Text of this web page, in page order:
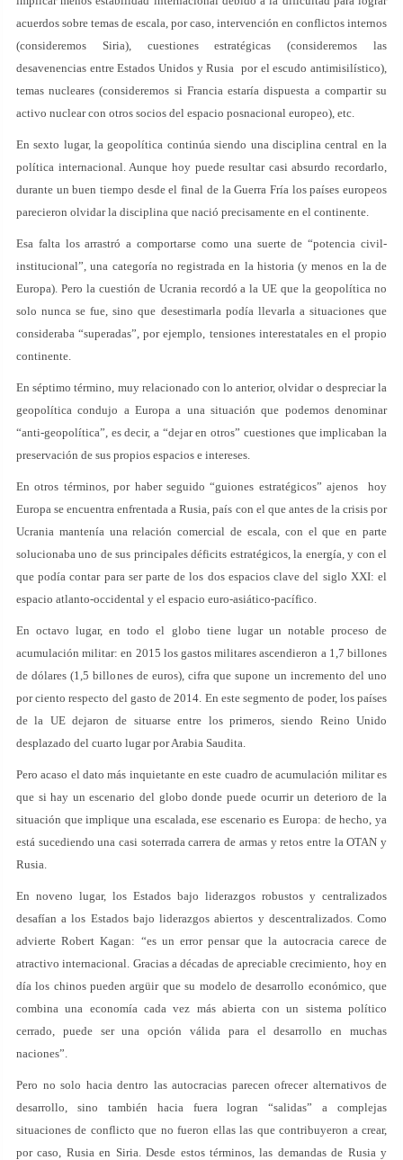
acuerdos sobre temas de escala, por caso, intervención en conflictos internos
(consideremos Siria), cuestiones estratégicas (consideremos las
desavenencias entre Estados Unidos y Rusia por el escudo antimisilístico),
temas nucleares (consideremos si Francia estaría dispuesta a compartir su
activo nuclear con otros socios del espacio posnacional europeo), etc.
En sexto lugar, la geopolítica continúa siendo una disciplina central en la
política internacional. Aunque hoy puede resultar casi absurdo recordarlo,
durante un buen tiempo desde el final de la Guerra Fría los países europeos
parecieron olvidar la disciplina que nació precisamente en el continente.
Esa falta los arrastró a comportarse como una suerte de “potencia civil-
institucional”, una categoría no registrada en la historia (y menos en la de
Europa). Pero la cuestión de Ucrania recordó a la UE que la geopolítica no
solo nunca se fue, sino que desestimarla podía llevarla a situaciones que
consideraba “superadas”, por ejemplo, tensiones interestatales en el propio
continente.
En séptimo término, muy relacionado con lo anterior, olvidar o despreciar la
geopolítica condujo a Europa a una situación que podemos denominar
“anti-geopolítica”, es decir, a “dejar en otros” cuestiones que implicaban la
preservación de sus propios espacios e intereses.
En otros términos, por haber seguido “guiones estratégicos” ajenos hoy
Europa se encuentra enfrentada a Rusia, país con el que antes de la crisis por
Ucrania mantenía una relación comercial de escala, con el que en parte
solucionaba uno de sus principales déficits estratégicos, la energía, y con el
que podía contar para ser parte de los dos espacios clave del siglo XXI: el
espacio atlanto-occidental y el espacio euro-asiático-pacífico.
En octavo lugar, en todo el globo tiene lugar un notable proceso de
acumulación militar: en 2015 los gastos militares ascendieron a 1,7 billones
de dólares (1,5 billones de euros), cifra que supone un incremento del uno
por ciento respecto del gasto de 2014. En este segmento de poder, los países
de la UE dejaron de situarse entre los primeros, siendo Reino Unido
desplazado del cuarto lugar por Arabia Saudita.
Pero acaso el dato más inquietante en este cuadro de acumulación militar es
que si hay un escenario del globo donde puede ocurrir un deterioro de la
situación que implique una escalada, ese escenario es Europa: de hecho, ya
está sucediendo una casi soterrada carrera de armas y retos entre la OTAN y
Rusia.
En noveno lugar, los Estados bajo liderazgos robustos y centralizados
desafían a los Estados bajo liderazgos abiertos y descentralizados. Como
advierte Robert Kagan: “es un error pensar que la autocracia carece de
atractivo internacional. Gracias a décadas de apreciable crecimiento, hoy en
día los chinos pueden argüir que su modelo de desarrollo económico, que
combina una economía cada vez más abierta con un sistema político
cerrado, puede ser una opción válida para el desarrollo en muchas
naciones”.
Pero no solo hacia dentro las autocracias parecen ofrecer alternativos de
desarrollo, sino también hacia fuera logran “salidas” a complejas
situaciones de conflicto que no fueron ellas las que contribuyeron a crear,
por caso, Rusia en Siria. Desde estos términos, las demandas de Rusia y